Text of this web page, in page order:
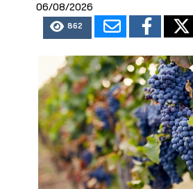
06/08/2026
862